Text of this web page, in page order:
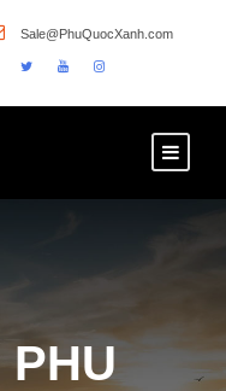
Sale@PhuQuocXanh.com
PHU